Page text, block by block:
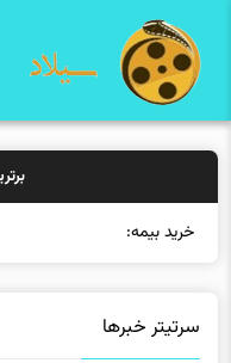
خرید بیمه: سنتی یا آن
سرتیتر خبرها